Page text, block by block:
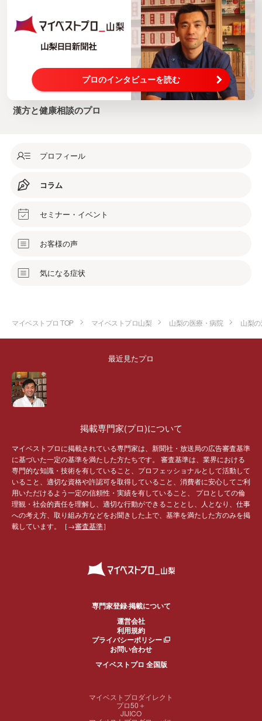
プロのインタビューを読む
漢方と健康相談のプロ
プロフィール
コラム
セミナー・イベント
お客様の声
気になる症状
マイベストプロ TOP マイベストプロ山梨 山梨の医療・病院 山梨
最近見たプロ
掲載専門家(プロ)について
マイベストプロに掲載されている専門家は、新聞社・放送局の広告審査基準
に基づいた一定の基準を満たした方たちです。 審査基準は、業界における
専門的な知識・技術を有していること、プロフェッショナルとして活動して
いること、適切な資格や許認可を取得していること、消費者に安心してご利
用いただけるよう一定の信頼性・実績を有していること、 プロとしての倫
理観・社会的責任を理解し、適切な行動ができることとし、人となり、仕事
への考え方、取り組み方などをお聞きした上で、基準を満たした方のみを掲
載しています。［→審査基準］
専門家登録·掲載について
運営会社
利用規約
プライバシーポリシー
お問い合わせ
マイベストプロ 全国版
マイベストプロダイレクト
プロ50＋
JIJICO